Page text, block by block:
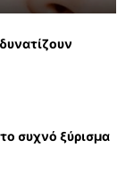
συχνό ξύρισμα